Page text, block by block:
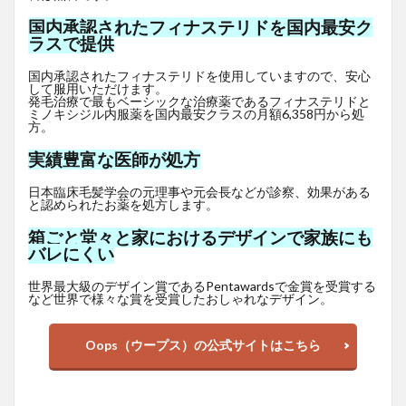
国内承認されたフィナステリドを国内最安ク
ラスで提供
国内承認されたフィナステリドを使用していますので、安心
して服用いただけます。
発毛治療で最もベーシックな治療薬であるフィナステリドと
ミノキシジル内服薬を国内最安クラスの月額6,358円から処
方。
実績豊富な医師が処方
日本臨床毛髪学会の元理事や元会長などが診察、効果がある
と認められたお薬を処方します。
箱ごと堂々と家におけるデザインで家族にも
バレにくい
世界最大級のデザイン賞であるPentawardsで金賞を受賞する
など世界で様々な賞を受賞したおしゃれなデザイン。
Oops（ウープス）の公式サイトはこちら